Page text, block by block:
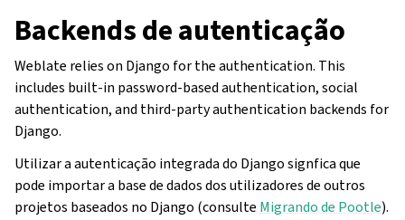
Backends de autenticação
Weblate relies on Django for the authentication. This
includes built-in password-based authentication, social
authentication, and third-party authentication backends for
Django.
Utilizar a autenticação integrada do Django signfica que
pode importar a base de dados dos utilizadores de outros
projetos baseados no Django (consulte Migrando de Pootle).